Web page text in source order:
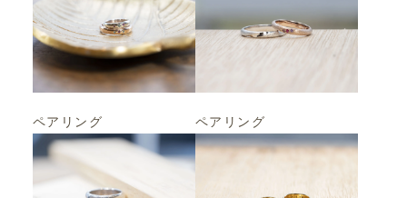
ペアリング ペアリング